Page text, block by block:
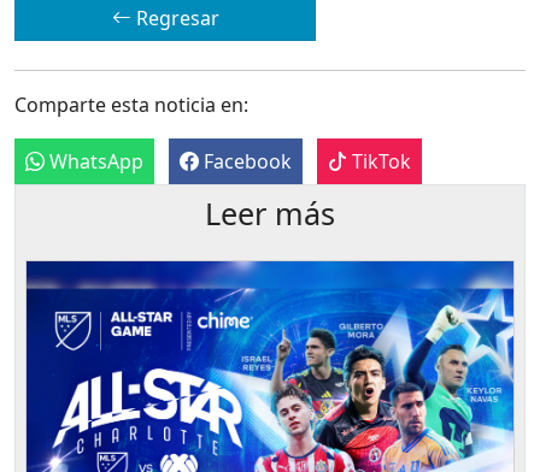
Regresar
Comparte esta noticia en:
WhatsApp Facebook TikTok
Leer más